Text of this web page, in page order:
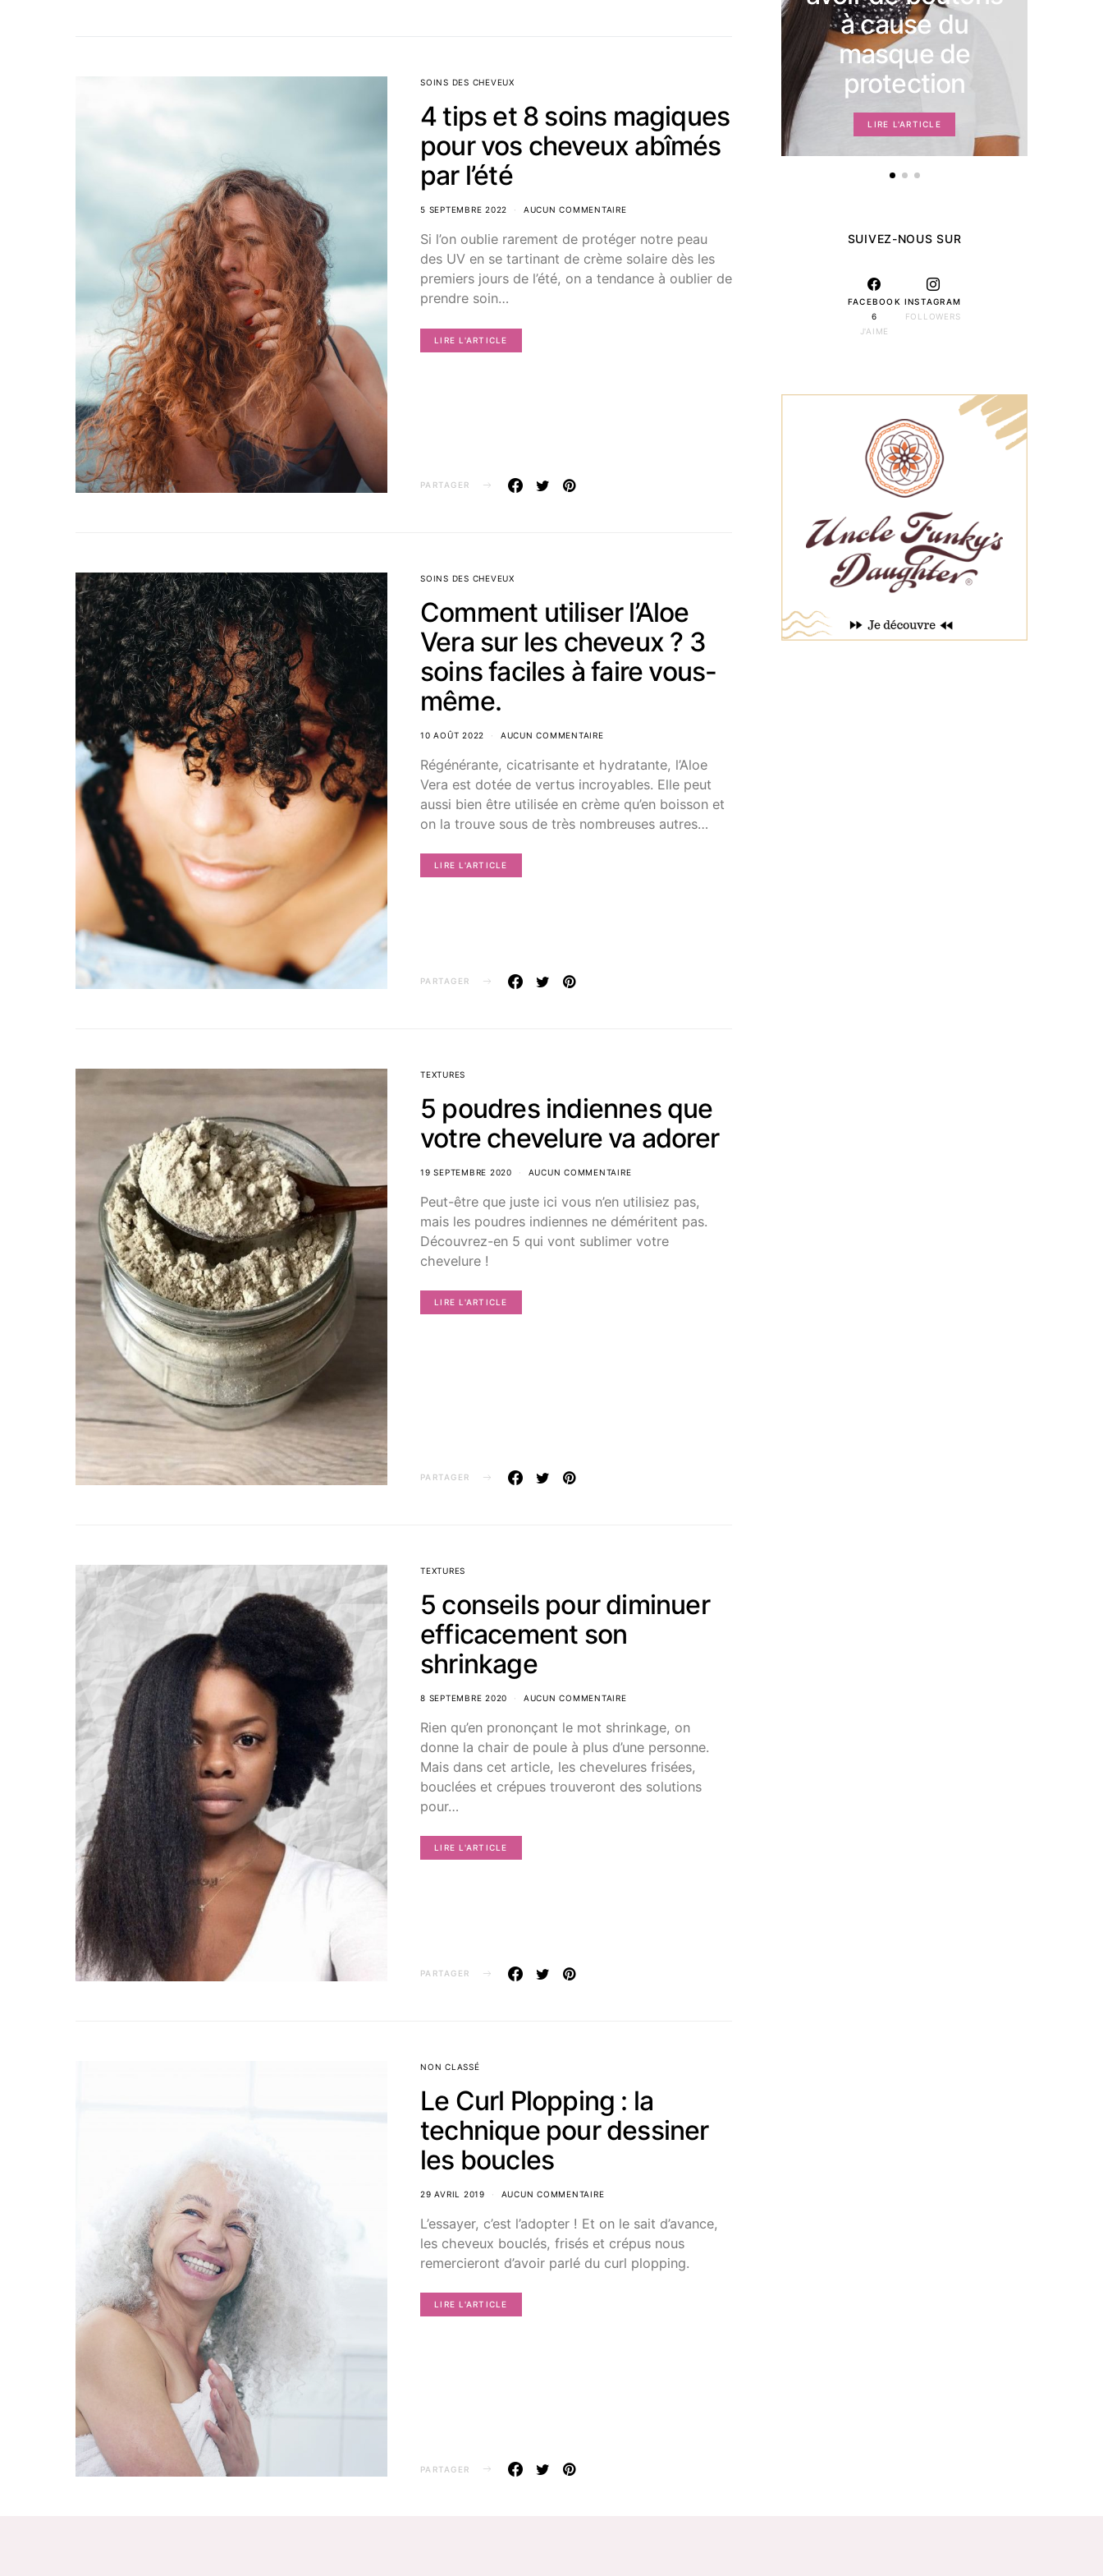
SOINS DES CHEVEUX
4 tips et 8 soins magiques
pour vos cheveux abîmés
par l’été
5 SEPTEMBRE 2022 AUCUN COMMENTAIRE
Si l’on oublie rarement de protéger notre peau
des UV en se tartinant de crème solaire dès les
premiers jours de l’été, on a tendance à oublier de
prendre soin…
LIRE L'ARTICLE
PARTAGER
SOINS DES CHEVEUX
Comment utiliser l’Aloe
Vera sur les cheveux ? 3
soins faciles à faire vous-
même.
10 AOÛT 2022 AUCUN COMMENTAIRE
Régénérante, cicatrisante et hydratante, l’Aloe
Vera est dotée de vertus incroyables. Elle peut
aussi bien être utilisée en crème qu’en boisson et
on la trouve sous de très nombreuses autres…
LIRE L'ARTICLE
PARTAGER
TEXTURES
5 poudres indiennes que
votre chevelure va adorer
19 SEPTEMBRE 2020 AUCUN COMMENTAIRE
Peut-être que juste ici vous n’en utilisiez pas,
mais les poudres indiennes ne déméritent pas.
Découvrez-en 5 qui vont sublimer votre
chevelure !
LIRE L'ARTICLE
PARTAGER
TEXTURES
5 conseils pour diminuer
efficacement son
shrinkage
8 SEPTEMBRE 2020 AUCUN COMMENTAIRE
Rien qu’en prononçant le mot shrinkage, on
donne la chair de poule à plus d’une personne.
Mais dans cet article, les chevelures frisées,
bouclées et crépues trouveront des solutions
pour…
LIRE L'ARTICLE
PARTAGER
NON CLASSÉ
Le Curl Plopping : la
technique pour dessiner
les boucles
29 AVRIL 2019 AUCUN COMMENTAIRE
L’essayer, c’est l’adopter ! Et on le sait d’avance,
les cheveux bouclés, frisés et crépus nous
remercieront d’avoir parlé du curl plopping.
LIRE L'ARTICLE
PARTAGER
à cause du
masque de
protection
LIRE L'ARTICLE
SUIVEZ-NOUS SUR
FACEBOOK
6
J'AIME
INSTAGRAM
FOLLOWERS